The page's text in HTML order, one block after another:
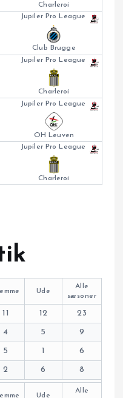
Charleroi
Jupiler Pro League
Club Brugge
Jupiler Pro League
Charleroi
Jupiler Pro League
OH Leuven
Jupiler Pro League
Charleroi
Ude
Alle
sæsoner
11 12 23
4 5 9
5 1 6
2 6 8
Ude
Alle